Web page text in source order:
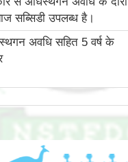
सब्सिडी उपलब्‍ध है।
अवधि सहित 5 वर्ष के